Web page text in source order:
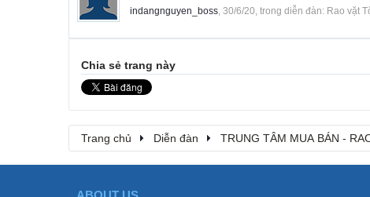
indangnguyen_boss, 30/6/20, trong diễn đàn: Rao vặt
Chia sẻ trang này
Trang chủ Diễn đàn TRUNG TÂM MUA BÁN -